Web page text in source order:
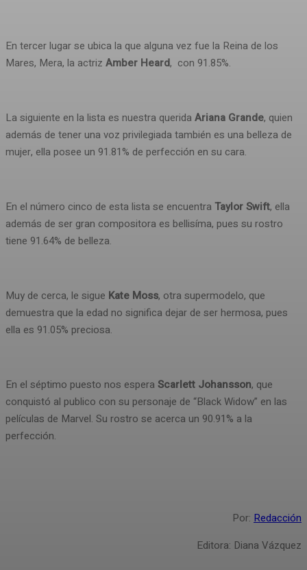
En tercer lugar se ubica la que alguna vez fue la Reina de los
Mares, Mera, la actriz Amber Heard, con 91.85%.
La siguiente en la lista es nuestra querida Ariana Grande, quien
además de tener una voz privilegiada también es una belleza de
mujer, ella posee un 91.81% de perfección en su cara.
En el número cinco de esta lista se encuentra Taylor Swift, ella
además de ser gran compositora es bellisíma, pues su rostro
tiene 91.64% de belleza.
Muy de cerca, le sigue Kate Moss, otra supermodelo, que
demuestra que la edad no significa dejar de ser hermosa, pues
ella es 91.05% preciosa.
En el séptimo puesto nos espera Scarlett Johansson, que
conquistó al publico con su personaje de “Black Widow” en las
películas de Marvel. Su rostro se acerca un 90.91% a la
perfección.
Por: Redacción
Editora: Diana Vázquez